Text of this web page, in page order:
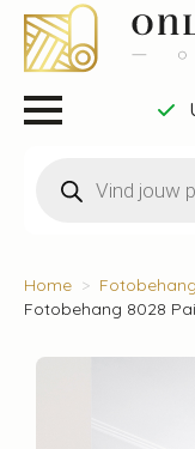
zoeken
Home Fotobehang
Fotobehang 8028